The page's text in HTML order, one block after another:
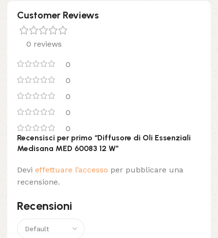
Customer Reviews
0 reviews
0
0
0
0
0
Recensioni
Recensisci per primo “Diffusore di Oli Essenziali
Medisana MED 60083 12 W”
Devi effettuare l’accesso per pubblicare una
recensione.